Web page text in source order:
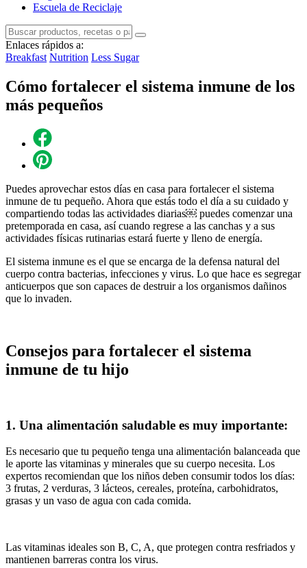
Escuela de Reciclaje
Enlaces rápidos a:
Breakfast Nutrition Less Sugar
Cómo fortalecer el sistema inmune de los
más pequeños
Puedes aprovechar estos días en casa para fortalecer el sistema
inmune de tu pequeño. Ahora que estás todo el día a su cuidado y
compartiendo todas las actividades diarias￼ puedes comenzar una
pretemporada en casa, así cuando regrese a las canchas y a sus
actividades físicas rutinarias estará fuerte y lleno de energía.
El sistema inmune es el que se encarga de la defensa natural del
cuerpo contra bacterias, infecciones y virus. Lo que hace es segregar
anticuerpos que son capaces de destruir a los organismos dañinos
que lo invaden.
Consejos para fortalecer el sistema
inmune de tu hijo
1. Una alimentación saludable es muy importante:
Es necesario que tu pequeño tenga una alimentación balanceada que
le aporte las vitaminas y minerales que su cuerpo necesita. Los
expertos recomiendan que los niños deben consumir todos los días:
3 frutas, 2 verduras, 3 lácteos, cereales, proteína, carbohidratos,
grasas y un vaso de agua con cada comida.
Las vitaminas ideales son B, C, A, que protegen contra resfriados y
mantienen barreras contra los virus.